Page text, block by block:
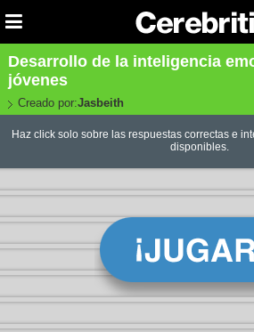
Desarrollo de la inteligencia
jóvenes
Creado por:Jasbeith
Haz click solo sobre las respuestas correctas e
disponibles.